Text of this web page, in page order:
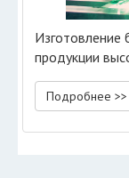
продукции
Подробнее >>